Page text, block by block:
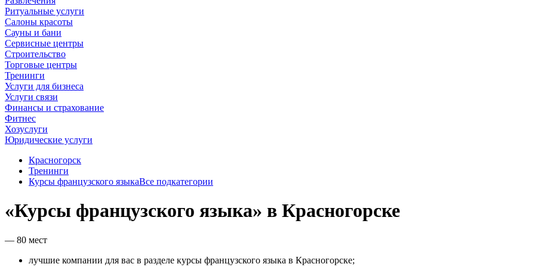
Ритуальные услуги
Салоны красоты
Сауны и бани
Сервисные центры
Строительство
Торговые центры
Тренинги
Услуги для бизнеса
Услуги связи
Финансы и страхование
Фитнес
Хозуслуги
Юридические услуги
Красногорск
Тренинги
Курсы французского языкаВсе подкатегории
«Курсы французского языка» в Красногорске
— 80 мест
лучшие компании для вас в разделе курсы французского языка в Красногорске;